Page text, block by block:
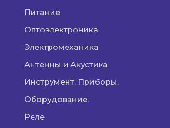
Питание
Оптоэлектроника
Электромеханика
Антенны и Акустика
Инструмент. Приборы.
Оборудование.
Реле